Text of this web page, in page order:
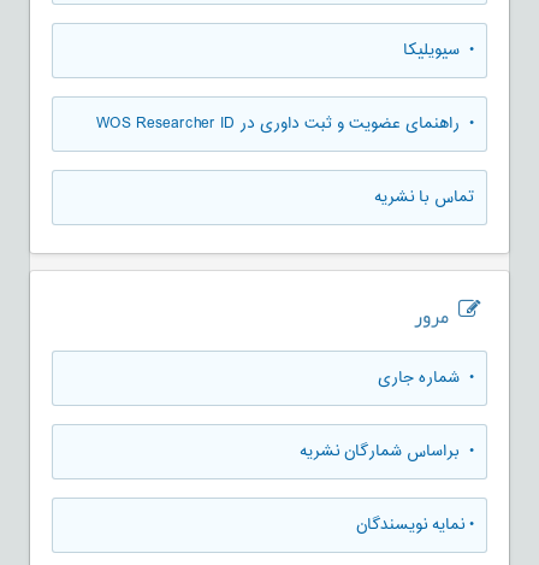
• سیویلیکا
• راهنمای عضویت و ثبت داوری در WOS Researcher ID
تماس با نشریه
مرور
• شماره جاری
• براساس شمارگان نشریه
•نمایه نویسندگان